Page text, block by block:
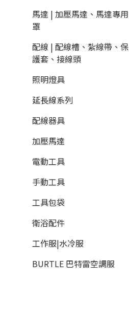
馬達 | 加壓馬達、馬達專用
罩
配線 | 配線槽、紮線帶、保
護套、接線頭
照明燈具
延長線系列
配線器具
加壓馬達
電動工具
手動工具
工具包袋
衛浴配件
工作服|水冷服
BURTLE 巴特雷空調服